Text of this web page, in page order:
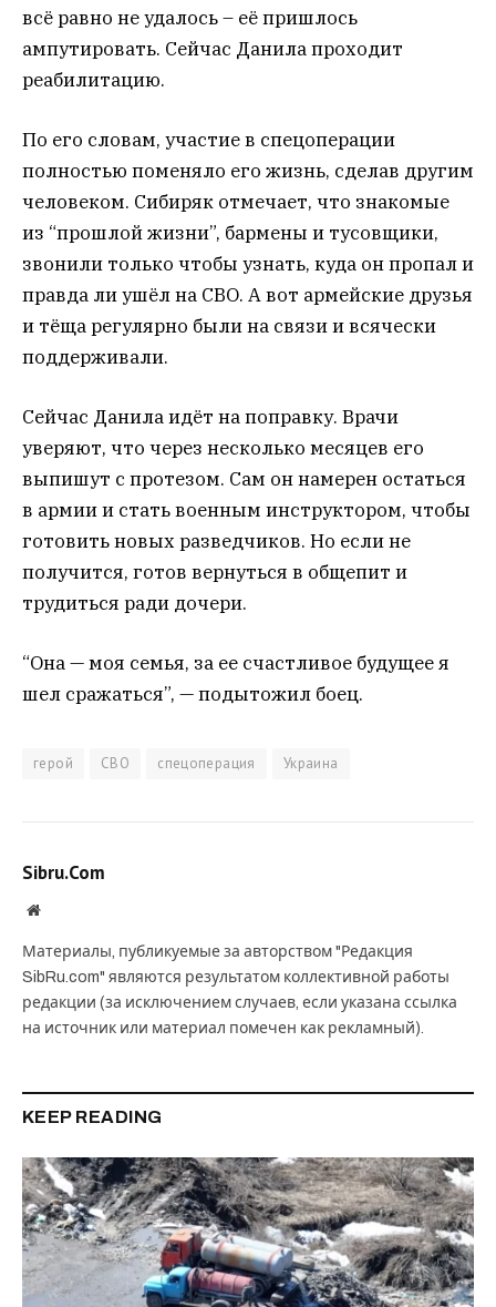
всё равно не удалось – её пришлось
ампутировать. Сейчас Данила проходит
реабилитацию.
По его словам, участие в спецоперации
полностью поменяло его жизнь, сделав другим
человеком. Сибиряк отмечает, что знакомые
из “прошлой жизни”, бармены и тусовщики,
звонили только чтобы узнать, куда он пропал и
правда ли ушёл на СВО. А вот армейские друзья
и тёща регулярно были на связи и всячески
поддерживали.
Сейчас Данила идёт на поправку. Врачи
уверяют, что через несколько месяцев его
выпишут с протезом. Сам он намерен остаться
в армии и стать военным инструктором, чтобы
готовить новых разведчиков. Но если не
получится, готов вернуться в общепит и
трудиться ради дочери.
“Она — моя семья, за ее счастливое будущее я
шел сражаться”, — подытожил боец.
герой СВО спецоперация Украина
Sibru.Com
Website
Материалы, публикуемые за авторством "Редакция
SibRu.com" являются результатом коллективной работы
редакции (за исключением случаев, если указана ссылка
на источник или материал помечен как рекламный).
KEEP READING